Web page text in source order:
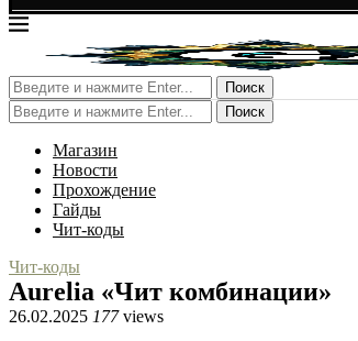
Поиск
Поиск
Магазин
Новости
Прохождение
Гайды
Чит-коды
Чит-коды
Aurelia «Чит комбинации»
26.02.2025 177views